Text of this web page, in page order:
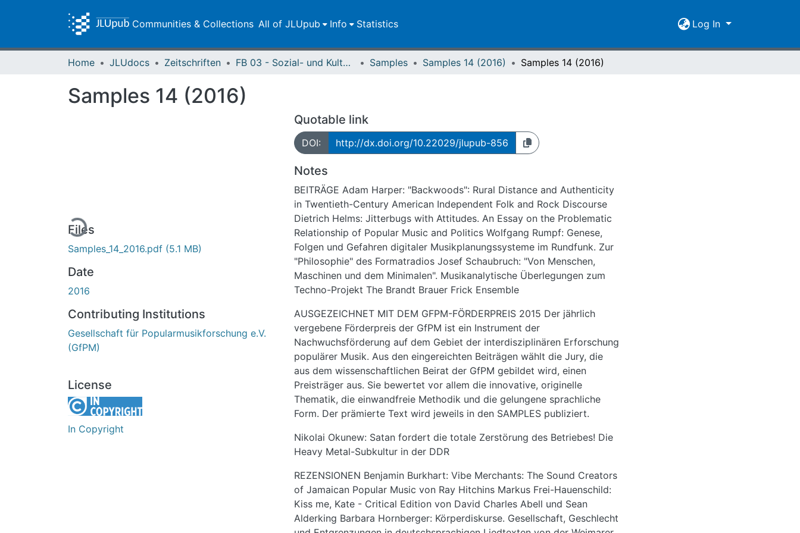
Communities & Collections All of JLUpub Info Statistics Log In
Home JLUdocs Zeitschriften FB 03 - Sozial- und Kulturwissenschaften Samples Samples 14 (2016) Samples 14 (2016)
Samples 14 (2016)
Loading...
Files
Samples_14_2016.pdf (5.1 MB)
Date
2016
Contributing Institutions
Gesellschaft für Popularmusikforschung e.V.
(GfPM)
License
In Copyright
Quotable link
DOI: http://dx.doi.org/10.22029/jlupub-856
Notes
BEITRÄGE Adam Harper: "Backwoods": Rural Distance and Authenticity
in Twentieth-Century American Independent Folk and Rock Discourse
Dietrich Helms: Jitterbugs with Attitudes. An Essay on the Problematic
Relationship of Popular Music and Politics Wolfgang Rumpf: Genese,
Folgen und Gefahren digitaler Musikplanungssysteme im Rundfunk. Zur
"Philosophie" des Formatradios Josef Schaubruch: "Von Menschen,
Maschinen und dem Minimalen". Musikanalytische Überlegungen zum
Techno-Projekt The Brandt Brauer Frick Ensemble
AUSGEZEICHNET MIT DEM GFPM-FÖRDERPREIS 2015 Der jährlich
vergebene Förderpreis der GfPM ist ein Instrument der
Nachwuchsförderung auf dem Gebiet der interdisziplinären Erforschung
populärer Musik. Aus den eingereichten Beiträgen wählt die Jury, die
aus dem wissenschaftlichen Beirat der GfPM gebildet wird, einen
Preisträger aus. Sie bewertet vor allem die innovative, originelle
Thematik, die einwandfreie Methodik und die gelungene sprachliche
Form. Der prämierte Text wird jeweils in den SAMPLES publiziert.
Nikolai Okunew: Satan fordert die totale Zerstörung des Betriebes! Die
Heavy Metal-Subkultur in der DDR
REZENSIONEN Benjamin Burkhart: Vibe Merchants: The Sound Creators
of Jamaican Popular Music von Ray Hitchins Markus Frei-Hauenschild:
Kiss me, Kate - Critical Edition von David Charles Abell und Sean
Alderking Barbara Hornberger: Körperdiskurse. Gesellschaft, Geschlecht